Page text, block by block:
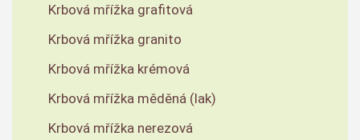
Krbová mřížka grafitová
Krbová mřížka granito
Krbová mřížka krémová
Krbová mřížka měděná (lak)
Krbová mřížka nerezová